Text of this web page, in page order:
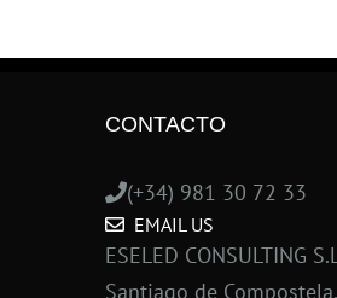
CONTACTO
(+34) 981 30 72 33
EMAIL US
ESELED CONSULTING
Santiago de